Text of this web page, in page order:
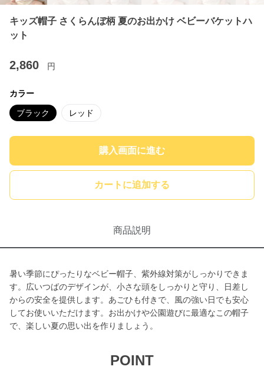
キッズ帽子 さくらんぼ柄 夏のお出かけ ベビーバケットハ
ット
2,860 円
カラー
ブラック レッド
購入画面に進む
カートに追加する
商品説明
暑い季節にぴったりなベビー帽子、紫外線対策がしっかりできま
す。広いつばのデザインが、小さな頭をしっかりと守り、日差し
からの安全を提供します。あごひも付きで、風の強い日でも安心
してお使いいただけます。お出かけや公園遊びに最適なこの帽子
で、楽しい夏の思い出を作りましょう。
POINT